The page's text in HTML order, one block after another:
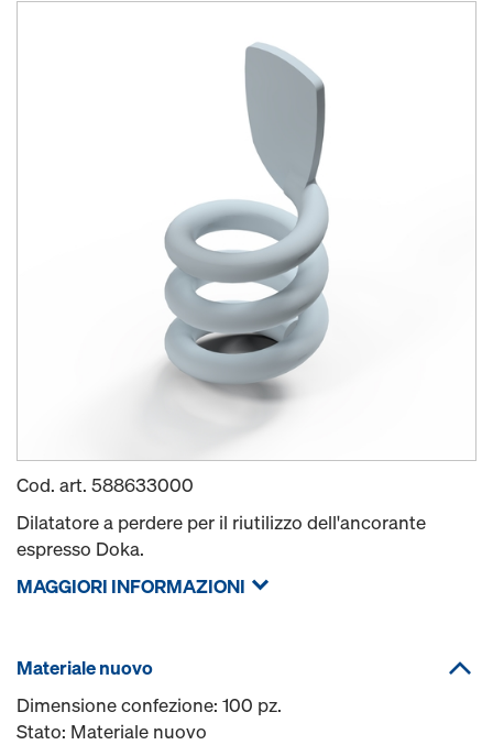
Cod. art. 588633000
Dilatatore a perdere per il riutilizzo dell'ancorante
espresso Doka.
MAGGIORI INFORMAZIONI
Materiale nuovo
Dimensione confezione: 100 pz.
Stato: Materiale nuovo